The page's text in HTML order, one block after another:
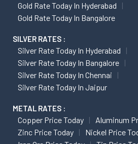
Gold Rate Today In Hyderabad
Gold Rate Today In Bangalore
SILVER RATES :
Silver Rate Today In Hyderabad
Silver Rate Today In Bangalore
Silver Rate Today In Chennai
Silver Rate Today In Jaipur
METAL RATES :
Copper Price Today
Aluminum
Zinc Price Today
Nickel Price